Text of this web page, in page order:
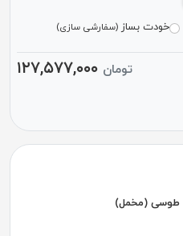
خودت بساز(سفارشی سازی)
تومان ۱۲۷,۵۷۷,۰۰۰